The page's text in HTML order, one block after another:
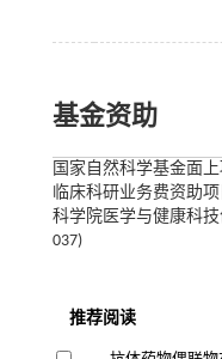
基金资助
国家自然科学基金面
临床科研业务费资助项
科学院医学与健康科技
037)